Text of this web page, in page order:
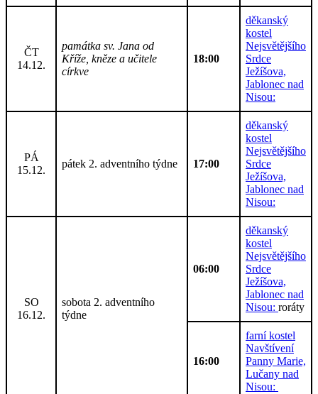
ČT
14.12.
památka sv. Jana od
Kříže, kněze a učitele
církve
18:00
děkanský
kostel
Nejsvětějšího
Srdce
Ježíšova,
Jablonec nad
Nisou:
PÁ
15.12.
pátek 2. adventního týdne 17:00
děkanský
kostel
Nejsvětějšího
Srdce
Ježíšova,
Jablonec nad
Nisou:
SO
16.12.
sobota 2. adventního
týdne
06:00
děkanský
kostel
Nejsvětějšího
Srdce
Ježíšova,
Jablonec nad
Nisou: roráty
16:00
farní kostel
Navštívení
Panny Marie,
Lučany nad
Nisou: